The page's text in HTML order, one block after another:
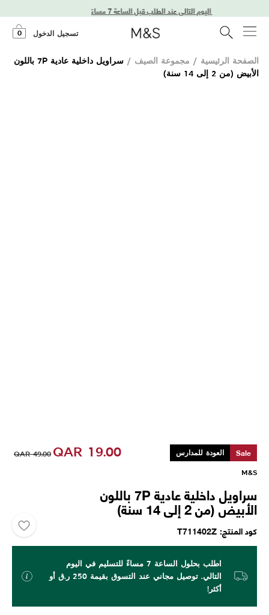
توصيل في اليوم التالي عند الطلب قبل الساعة 7 مساءً
تسجيل الدخول 0
الصفحة الرئيسية / مجموعة الصيف /
سراويل داخلية عادية 7P باللون
الأبيض (من 2 إلى 14 سنة)
Sale العودة للمدارس QAR 19.00
QAR49.00
M&S
سراويل داخلية عادية 7P باللون
الأبيض (من 2 إلى 14 سنة)
كود المنتج T711402Z
اطلب بحلول الساعة 7 مساءً للتسليم في اليوم
التالي. توصيل مجاني عند التسوق بقيمة 250 ر.ق أو
أكثر!